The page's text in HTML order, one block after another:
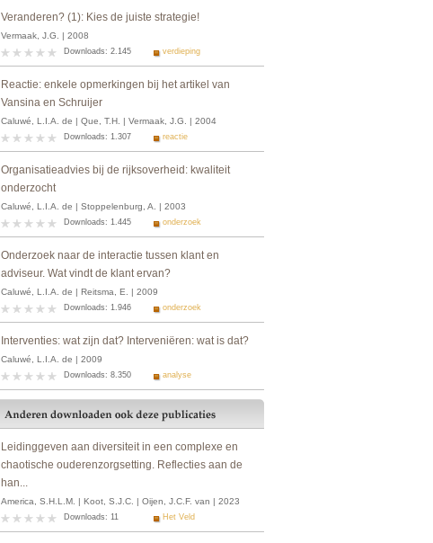
Veranderen? (1): Kies de juiste strategie!
Vermaak, J.G. | 2008
Downloads: 2.145 verdieping
Reactie: enkele opmerkingen bij het artikel van
Vansina en Schruijer
Caluwé, L.I.A. de | Que, T.H. | Vermaak, J.G. | 2004
Downloads: 1.307 reactie
Organisatieadvies bij de rijksoverheid: kwaliteit
onderzocht
Caluwé, L.I.A. de | Stoppelenburg, A. | 2003
Downloads: 1.445 onderzoek
Onderzoek naar de interactie tussen klant en
adviseur. Wat vindt de klant ervan?
Caluwé, L.I.A. de | Reitsma, E. | 2009
Downloads: 1.946 onderzoek
Interventies: wat zijn dat? Interveniëren: wat is dat?
Caluwé, L.I.A. de | 2009
Downloads: 8.350 analyse
Leidinggeven aan diversiteit in een complexe en
chaotische ouderenzorgsetting. Reflecties aan de
han...
America, S.H.L.M. | Koot, S.J.C. | Oijen, J.C.F. van | 2023
Downloads: 11 Het Veld